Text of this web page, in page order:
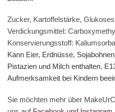
Zucker, Kartoffelstärke,
Verdickungsmittel:
Konservierungsstoff:
Kann Eier, Erdnüsse,
Pistazien und Milch enthalten.
Aufmerksamkeit bei Kindern
Sie möchten mehr über